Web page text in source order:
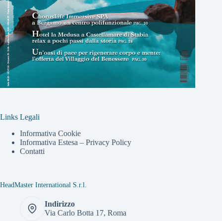
Links Legali
Informativa Cookie
Informativa Estesa – Privacy Policy
Contatti
HeadMaster International S.r.l.
Indirizzo
Via Carlo Botta 17, Roma